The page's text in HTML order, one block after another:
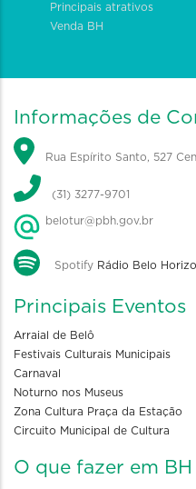
Principais atrativos
Venda BH
Informações de
Rua Espírito Santo, 527
(31) 3277-9701
belotur@pbh.gov.br
Spotify Rádio Belo
Principais Eventos
Arraial de Belô
Festivais Culturais Municipais
Carnaval
Noturno nos Museus
Zona Cultura Praça da Estação
Circuito Municipal de Cultura
O que fazer em BH